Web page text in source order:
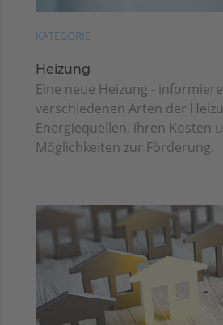
KATEGORIE
Heizung
Eine neue Heizung -
verschiedenen Arten der
Energiequellen, ihren Kosten
Möglichkeiten zur Förderung.